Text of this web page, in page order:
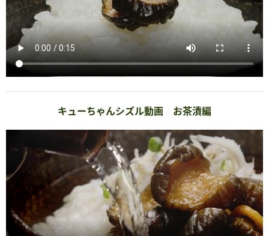
キューちゃんシズル動画 お茶漬編